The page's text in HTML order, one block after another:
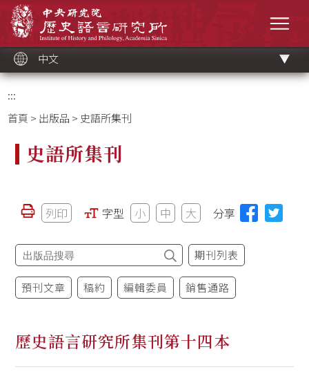
中文
:::
首頁 > 出版品 > 史語所集刊
史語所集刊
列印 字型 小 中 大 分享
期刊列表
預刊文章 稿約 編輯委員 銷售通路
歷史語言研究所集刊第十四本